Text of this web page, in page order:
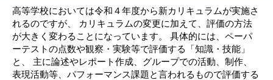
高等学校においては令和４年度から新カリキュラムが実施さ
れるのですが、 カリキュラムの変更に加えて、評価の方法
が大きく変わることになっています。 具体的には、ペーパ
ーテストの点数や観察・実験等で評価する「知識・技能」
と、 主に論述やレポート作成、グループでの活動、制作、
表現活動等、パフォーマンス課題と言われるもので評価する